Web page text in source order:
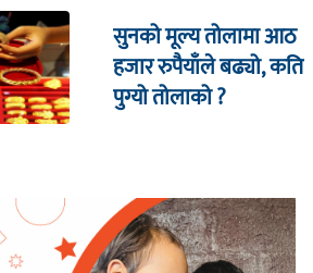
सुनको मूल्य तोलामा आठ
हजार रुपैयाँले बढ्यो, कति
पुग्यो तोलाको ?